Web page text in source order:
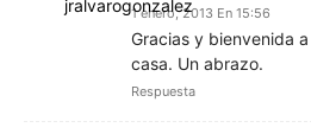
1 enero, 2013 En 15:56
Gracias y bienvenida
casa. Un abrazo.
Respuesta